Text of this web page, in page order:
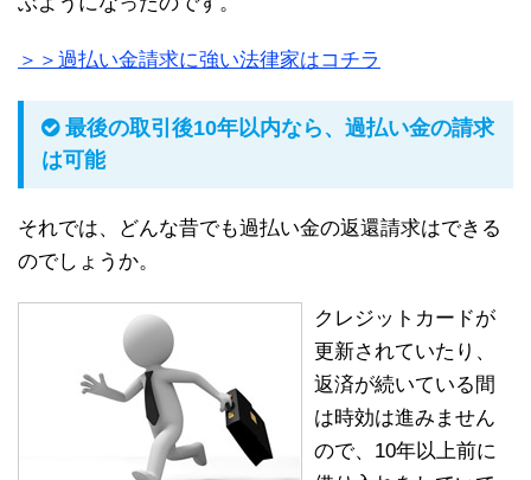
＞＞過払い金請求に強い法律家はコチラ
最後の取引後10年以内なら、過払い金の請求
は可能
それでは、どんな昔でも過払い金の返還請求はできる
のでしょうか。
クレジットカードが
更新されていたり、
返済が続いている間
は時効は進みません
ので、10年以上前に